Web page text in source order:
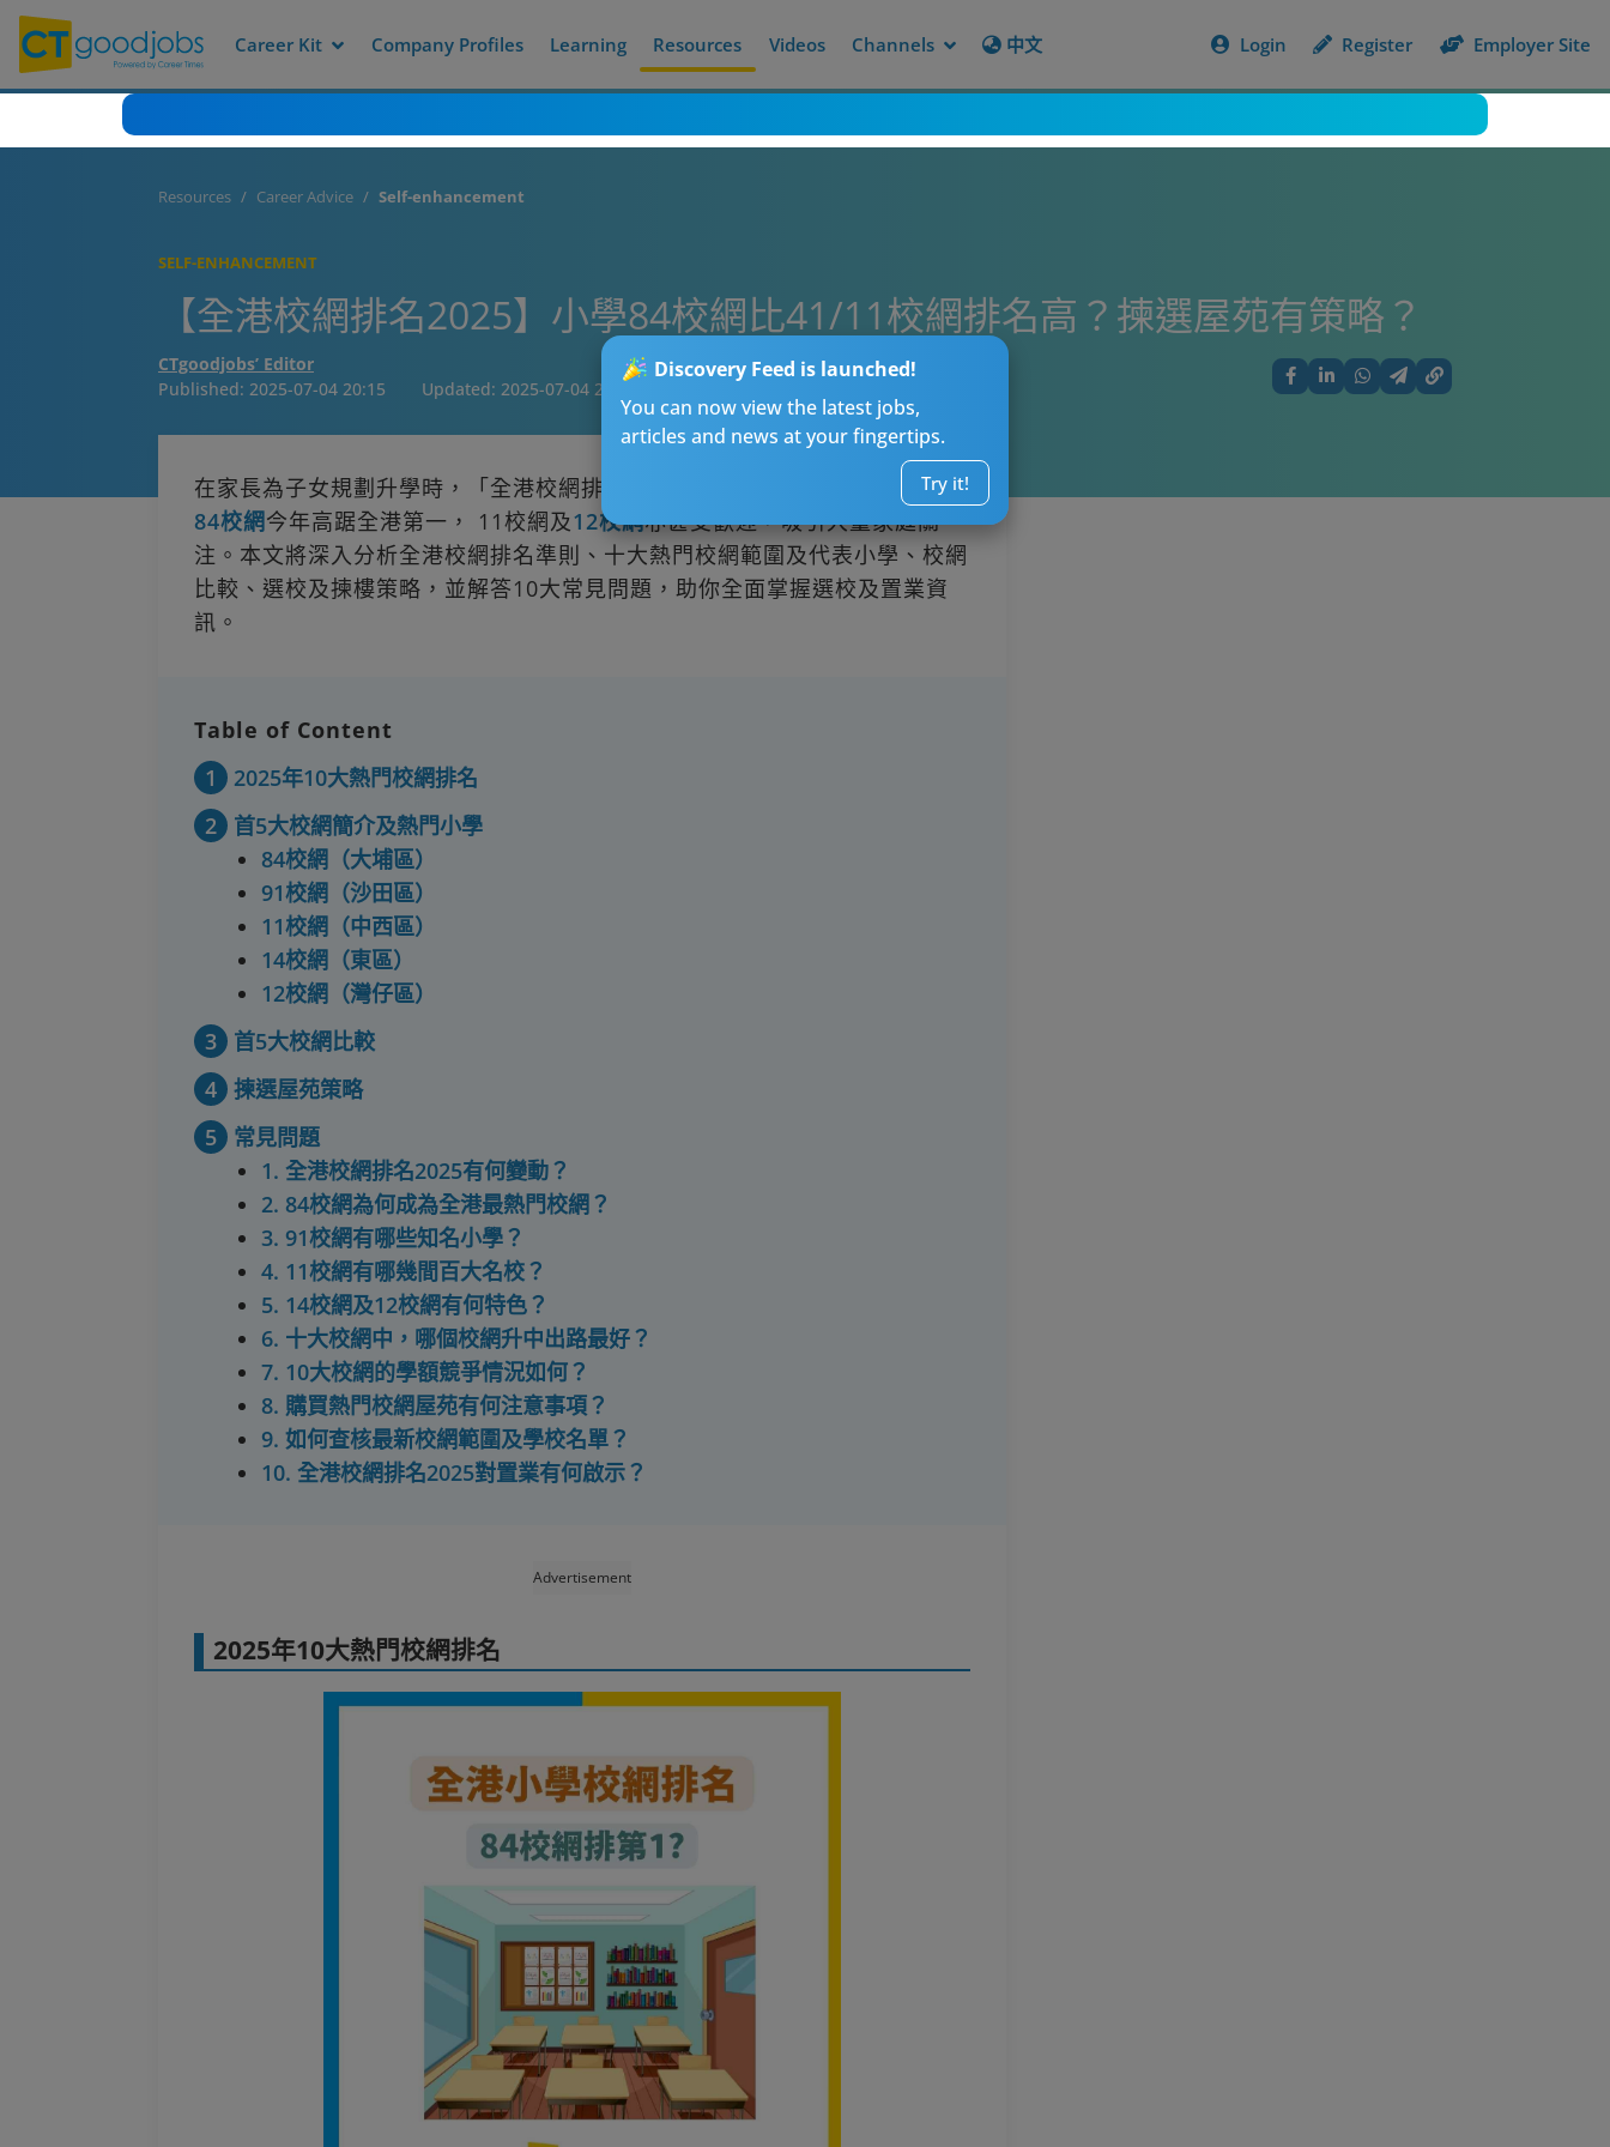
Career Kit Company Profiles Learning Resources Videos Channels 中文 Login Register Employer Site
Discovery Feed is launched!
You can now view the latest jobs,
articles and news at your fingertips.
Try it!
Resources Career Advice Self-enhancement
SELF-ENHANCEMENT
【全港校網排名2025】小學84校網比41/11校網排名高？揀選屋苑有策略？
CTgoodjobs’ Editor
Published: 2025-07-04 20:15 Updated: 2025-07-04 20:15
在家長為子女規劃升學時，「全港校網排名」可以作為參考指標，其中大埔
84校網今年高踞全港第一， 11校網及12校網亦甚受歡迎，吸引大量家庭關
注。本文將深入分析全港校網排名準則、十大熱門校網範圍及代表小學、校網
比較、選校及揀樓策略，並解答10大常見問題，助你全面掌握選校及置業資
訊。
Table of Content
1
2025年10大熱門校網排名
2
首5大校網簡介及熱門小學
84校網（大埔區）
91校網（沙田區）
11校網（中西區）
14校網（東區）
12校網（灣仔區）
3
首5大校網比較
4 揀選屋苑策略
5
常見問題
1. 全港校網排名2025有何變動？
2. 84校網為何成為全港最熱門校網？
3. 91校網有哪些知名小學？
4. 11校網有哪幾間百大名校？
5. 14校網及12校網有何特色？
6. 十大校網中，哪個校網升中出路最好？
7. 10大校網的學額競爭情況如何？
8. 購買熱門校網屋苑有何注意事項？
9. 如何查核最新校網範圍及學校名單？
10. 全港校網排名2025對置業有何啟示？
Advertisement
2025年10大熱門校網排名